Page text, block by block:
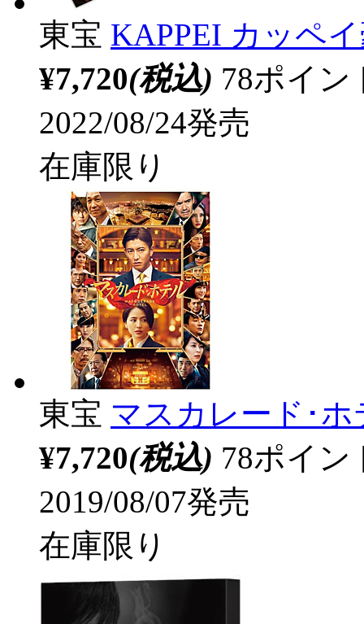
東宝 KAPPEI カッペ
¥7,720(税込) 78ポイ
2022/08/24発売
在庫限り
東宝 マスカレード･
¥7,720(税込) 78ポイ
2019/08/07発売
在庫限り